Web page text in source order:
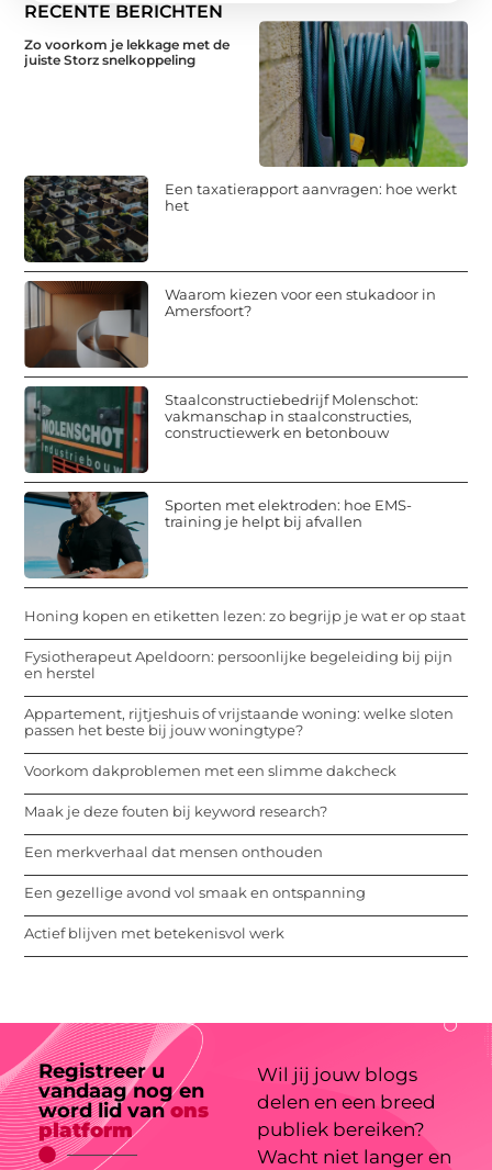
RECENTE BERICHTEN
Zo voorkom je lekkage met de
juiste Storz snelkoppeling
Een taxatierapport aanvragen: hoe werkt
het
Waarom kiezen voor een stukadoor in
Amersfoort?
Staalconstructiebedrijf Molenschot:
vakmanschap in staalconstructies,
constructiewerk en betonbouw
Sporten met elektroden: hoe EMS-
training je helpt bij afvallen
Honing kopen en etiketten lezen: zo begrijp je wat er op staat
Fysiotherapeut Apeldoorn: persoonlijke begeleiding bij pijn
en herstel
Appartement, rijtjeshuis of vrijstaande woning: welke sloten
passen het beste bij jouw woningtype?
Voorkom dakproblemen met een slimme dakcheck
Maak je deze fouten bij keyword research?
Een merkverhaal dat mensen onthouden
Een gezellige avond vol smaak en ontspanning
Actief blijven met betekenisvol werk
Registreer u
vandaag nog en
word lid vanons
platform
Wil jij jouw blogs
delen en een breed
publiek bereiken?
Wacht niet langer en